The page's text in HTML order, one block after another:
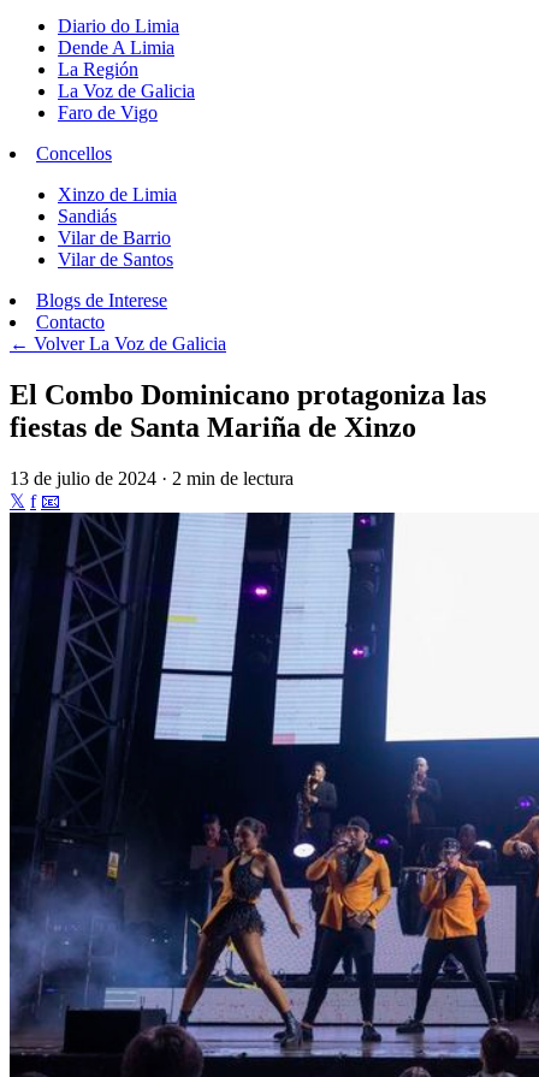
Diario do Limia
Dende A Limia
La Región
La Voz de Galicia
Faro de Vigo
Concellos
Xinzo de Limia
Sandiás
Vilar de Barrio
Vilar de Santos
Blogs de Interese
Contacto
← VolverLa Voz de Galicia
El Combo Dominicano protagoniza las
fiestas de Santa Mariña de Xinzo
13 de julio de 2024 · 2 min de lectura
𝕏 f 📧